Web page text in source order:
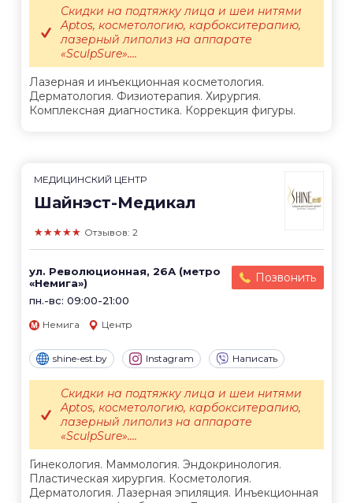
Лазерная и инъекционная косметология.
Дерматология. Физиотерапия. Хирургия.
Комплексная диагностика. Коррекция фигуры.
Скидки на подтяжку лица и шеи нитями
Aptos, косметологию, карбокситерапию,
лазерный липолиз на аппарате
«SculpSure»....
МЕДИЦИНСКИЙ ЦЕНТР
Шайнэст-Медикал
★★★★★ Отзывов: 2
ул. Революционная, 26А (метро
«Немига»)
пн.-вс: 09:00-21:00
Позвонить
Немига Центр
shine-est.by Instagram Написать
Гинекология. Маммология. Эндокринология.
Пластическая хирургия. Косметология.
Дерматология. Лазерная эпиляция. Инъекционная
Скидки на подтяжку лица и шеи нитями
Aptos, косметологию, карбокситерапию,
лазерный липолиз на аппарате
«SculpSure»....